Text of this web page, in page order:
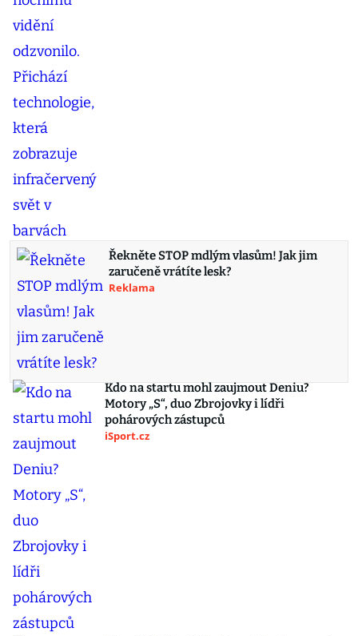
Řekněte STOP mdlým vlasům! Jak jim
zaručeně vrátíte lesk?
Reklama
Kdo na startu mohl zaujmout Deniu?
Motory „S“, duo Zbrojovky i lídři
pohárových zástupců
iSport.cz